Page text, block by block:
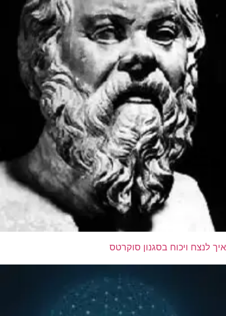
איך לנצח ויכוח בסגנון סוקרטס